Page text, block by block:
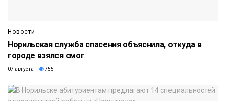
Новости
Норильская служба спасения объяснила, откуда в
городе взялся смог
07 августа 755